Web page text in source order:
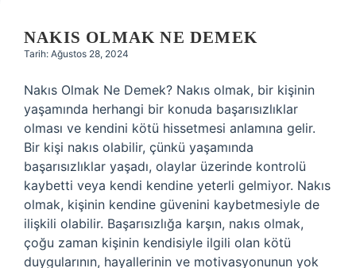
NAKIS OLMAK NE DEMEK
Tarih: Ağustos 28, 2024
Nakıs Olmak Ne Demek? Nakıs olmak, bir kişinin
yaşamında herhangi bir konuda başarısızlıklar
olması ve kendini kötü hissetmesi anlamına gelir.
Bir kişi nakıs olabilir, çünkü yaşamında
başarısızlıklar yaşadı, olaylar üzerinde kontrolü
kaybetti veya kendi kendine yeterli gelmiyor. Nakıs
olmak, kişinin kendine güvenini kaybetmesiyle de
ilişkili olabilir. Başarısızlığa karşın, nakıs olmak,
çoğu zaman kişinin kendisiyle ilgili olan kötü
duygularının, hayallerinin ve motivasyonunun yok